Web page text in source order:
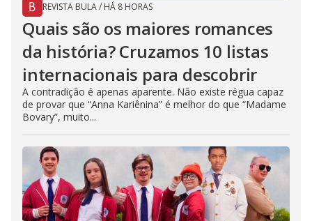
REVISTA BULA/ HÁ 8 HORAS
Quais são os maiores romances
da história? Cruzamos 10 listas
internacionais para descobrir
A contradição é apenas aparente. Não existe régua capaz
de provar que “Anna Kariênina” é melhor do que “Madame
Bovary”, muito...